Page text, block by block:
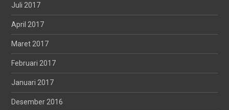
Juli 2017
April 2017
Maret 2017
Februari 2017
Januari 2017
Desember 2016